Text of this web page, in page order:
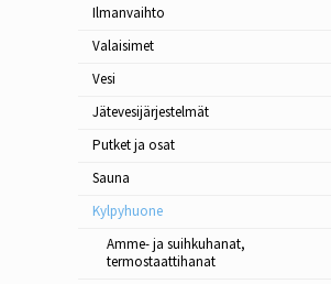
Ilmanvaihto
Valaisimet
Vesi
Jätevesijärjestelmät
Putket ja osat
Sauna
Kylpyhuone
Amme- ja suihkuhanat,
termostaattihanat